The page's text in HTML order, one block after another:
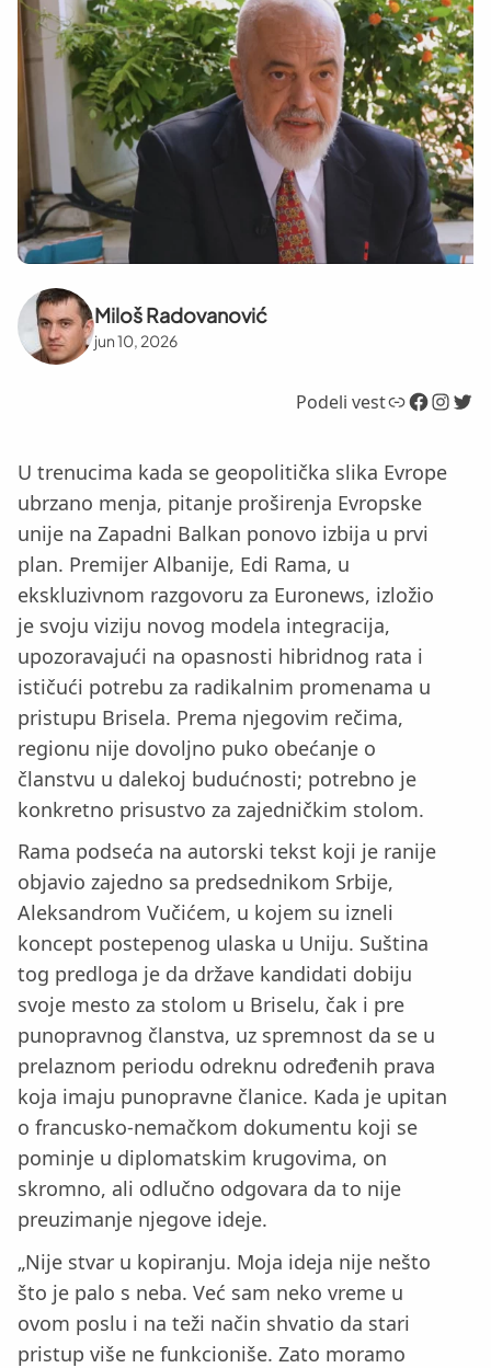
Miloš Radovanović
jun 10, 2026
Podeli vestLink Facebook InstagramTwitter
U trenucima kada se geopolitička slika Evrope
ubrzano menja, pitanje proširenja Evropske
unije na Zapadni Balkan ponovo izbija u prvi
plan. Premijer Albanije, Edi Rama, u
ekskluzivnom razgovoru za Euronews, izložio
je svoju viziju novog modela integracija,
upozoravajući na opasnosti hibridnog rata i
ističući potrebu za radikalnim promenama u
pristupu Brisela. Prema njegovim rečima,
regionu nije dovoljno puko obećanje o
članstvu u dalekoj budućnosti; potrebno je
konkretno prisustvo za zajedničkim stolom.
Rama podseća na autorski tekst koji je ranije
objavio zajedno sa predsednikom Srbije,
Aleksandrom Vučićem, u kojem su izneli
koncept postepenog ulaska u Uniju. Suština
tog predloga je da države kandidati dobiju
svoje mesto za stolom u Briselu, čak i pre
punopravnog članstva, uz spremnost da se u
prelaznom periodu odreknu određenih prava
koja imaju punopravne članice. Kada je upitan
o francusko-nemačkom dokumentu koji se
pominje u diplomatskim krugovima, on
skromno, ali odlučno odgovara da to nije
preuzimanje njegove ideje.
„Nije stvar u kopiranju. Moja ideja nije nešto
što je palo s neba. Već sam neko vreme u
ovom poslu i na teži način shvatio da stari
pristup više ne funkcioniše. Zato moramo